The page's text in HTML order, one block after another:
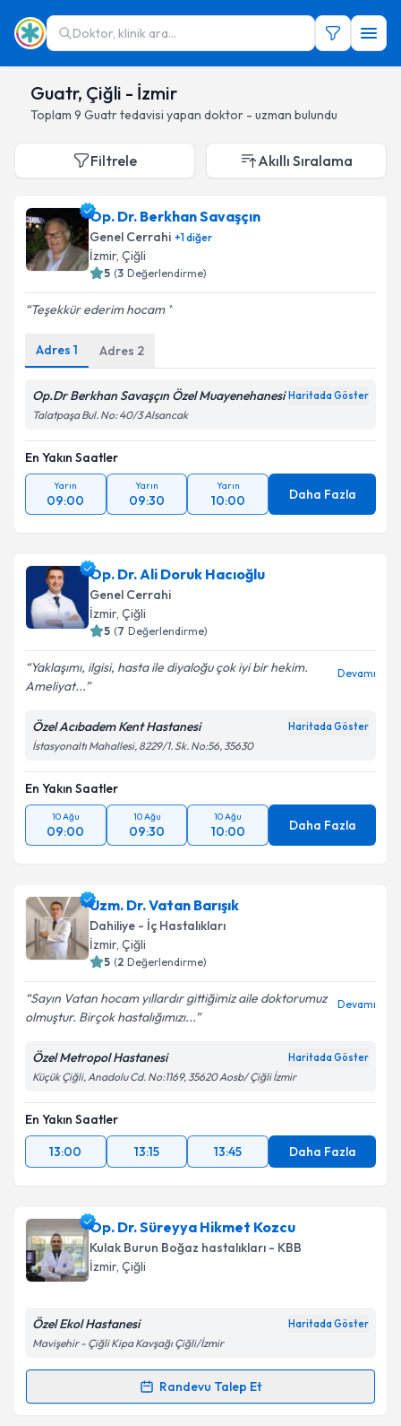
Doktor, klinik ara...
Guatr, Çiğli - İzmir
Toplam 9 Guatrtedavisi yapan doktor - uzman bulundu
Filtrele Akıllı Sıralama
Op. Dr. Berkhan Savaşçın
Genel Cerrahi +1diğer
İzmir, Çiğli
5 (3 Değerlendirme)
Teşekkür ederim hocam
Adres 1 Adres 2
Op.Dr Berkhan Savaşçın Özel Muayenehanesi Haritada Göster
Talatpaşa Bul. No: 40/3 Alsancak
En Yakın Saatler
Yarın
09:00
Yarın
09:30
Yarın
10:00 Daha Fazla
Op. Dr. Ali Doruk Hacıoğlu
Genel Cerrahi
İzmir, Çiğli
5 (7 Değerlendirme)
Yaklaşımı, ilgisi, hasta ile diyaloğu çok iyi bir hekim.
Ameliyat...
Devamı
Özel Acıbadem Kent Hastanesi Haritada Göster
İstasyonaltı Mahallesi, 8229/1. Sk. No:56, 35630
En Yakın Saatler
10 Ağu
09:00
10 Ağu
09:30
10 Ağu
10:00 Daha Fazla
Uzm. Dr. Vatan Barışık
Dahiliye - İç Hastalıkları
İzmir, Çiğli
5 (2 Değerlendirme)
Sayın Vatan hocam yıllardır gittiğimiz aile doktorumuz
olmuştur. Birçok hastalığımızı...
Devamı
Özel Metropol Hastanesi Haritada Göster
Küçük Çiğli, Anadolu Cd. No:1169, 35620 Aosb/ Çiğli İzmir
En Yakın Saatler
13:00
13:15 13:45 Daha Fazla
Op. Dr. Süreyya Hikmet Kozcu
Kulak Burun Boğaz hastalıkları - KBB
İzmir, Çiğli
Özel Ekol Hastanesi Haritada Göster
Mavişehir - Çiğli Kipa Kavşağı Çiğli/İzmir
Randevu Talep Et
Randevu Takvimi Talebi